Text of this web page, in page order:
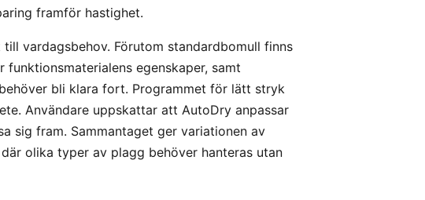
framför hastighet.
vardagsbehov. Förutom standardbomull finns
funktionsmaterialens egenskaper, samt
bli klara fort. Programmet för lätt stryk
Användare uppskattar att AutoDry anpassar
sig fram. Sammantaget ger variationen av
olika typer av plagg behöver hanteras utan